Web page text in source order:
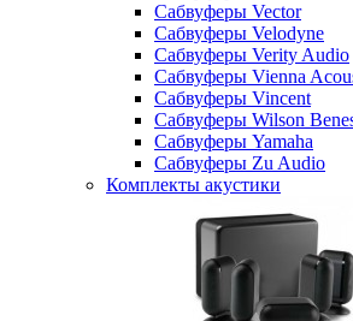
Сабвуферы Vector
Сабвуферы Velodyne
Сабвуферы Verity Audio
Сабвуферы Vienna
Сабвуферы Vincent
Сабвуферы Wilson
Сабвуферы Yamaha
Сабвуферы Zu Audio
Комплекты акустики